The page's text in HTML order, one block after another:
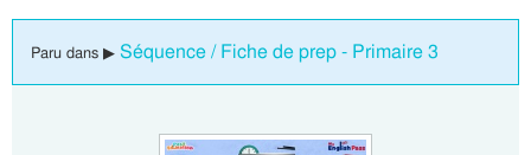
Paru dans ▶ Séquence / Fiche de prep - Primaire 3